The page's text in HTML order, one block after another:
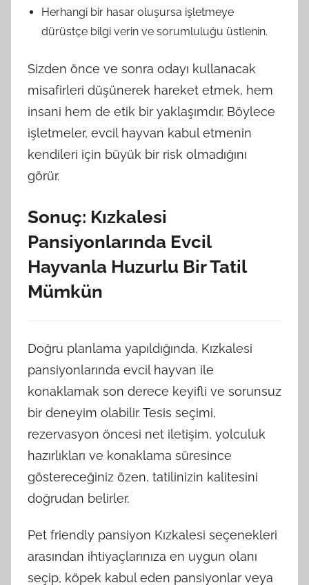
Herhangi bir hasar oluşursa işletmeye
dürüstçe bilgi verin ve sorumluluğu üstlenin.
Sizden önce ve sonra odayı kullanacak
misafirleri düşünerek hareket etmek, hem
insani hem de etik bir yaklaşımdır. Böylece
işletmeler, evcil hayvan kabul etmenin
kendileri için büyük bir risk olmadığını
görür.
Sonuç: Kızkalesi
Pansiyonlarında Evcil
Hayvanla Huzurlu Bir Tatil
Mümkün
Doğru planlama yapıldığında, Kızkalesi
pansiyonlarında evcil hayvan ile
konaklamak son derece keyifli ve sorunsuz
bir deneyim olabilir. Tesis seçimi,
rezervasyon öncesi net iletişim, yolculuk
hazırlıkları ve konaklama süresince
göstereceğiniz özen, tatilinizin kalitesini
doğrudan belirler.
Pet friendly pansiyon Kızkalesi seçenekleri
arasından ihtiyaçlarınıza en uygun olanı
seçip, köpek kabul eden pansiyonlar veya